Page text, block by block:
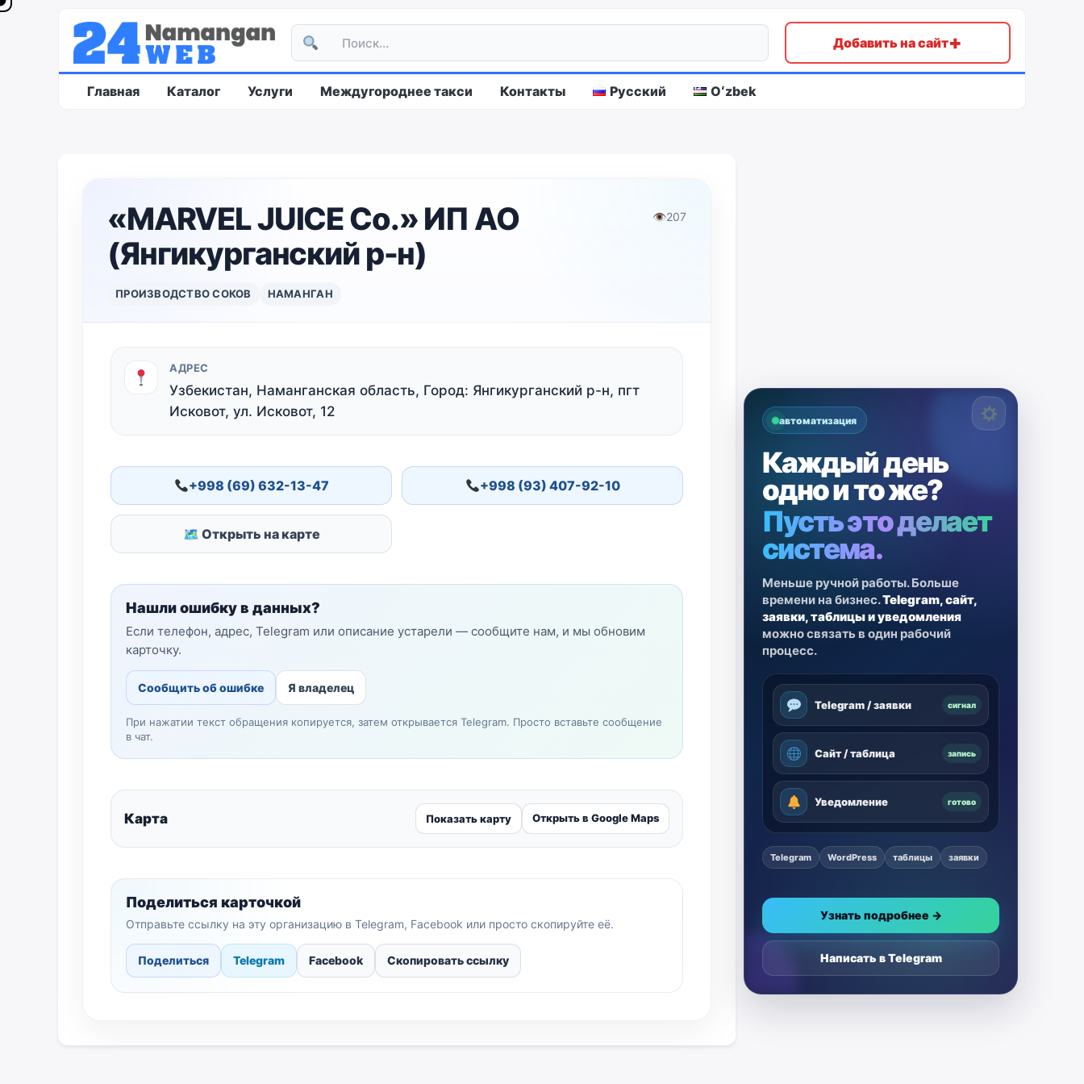
Добавить на сайт+
Главная Каталог Услуги Междугороднее такси Контакты Русский Oʻzbek
«MARVEL JUICE Co.» ИП АО
(Янгикурганский р-н)
👁207
ПРОИЗВОДСТВО СОКОВ НАМАНГАН
АДРЕС
Узбекистан, Наманганская область, Город: Янгикурганский р-н, пгт
Исковот, ул. Исковот, 12
+998 (69) 632-13-47 +998 (93) 407-92-10
🗺 Открыть на карте
Нашли ошибку в данных?
Если телефон, адрес, Telegram или описание устарели — сообщите нам, и мы обновим
карточку.
Сообщить об ошибке Я владелец
При нажатии текст обращения копируется, затем открывается Telegram. Просто вставьте сообщение
в чат.
Карта Показать карту Открыть в Google Maps
Поделиться карточкой
Отправьте ссылку на эту организацию в Telegram, Facebook или просто скопируйте её.
Поделиться Telegram Facebook Скопировать ссылку
автоматизация
Каждый день
одно и то же?
Пусть это делает
система.
Меньше ручной работы. Больше
времени на бизнес.Telegram, сайт,
заявки, таблицы и уведомления
можно связать в один рабочий
процесс.
Telegram / заявки сигнал
Сайт / таблица запись
Уведомление готово
Telegram WordPress таблицы заявки
Узнать подробнее →
Написать в Telegram